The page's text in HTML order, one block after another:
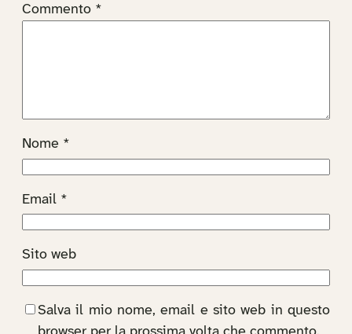
Commento *
Nome *
Email *
Sito web
Salva il mio nome, email e sito web in questo